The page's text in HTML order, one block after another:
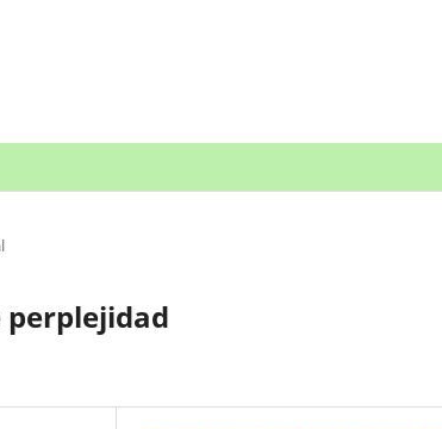
perplejidad